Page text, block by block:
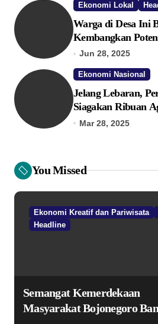
Ekonomi Lokal
Warga di Desa Ini
Kembangkan
Jun 28, 2025
Ekonomi Nasional
Jelang Lebaran,
Siagakan Ribuan
LPG 3 Kg
Mar 28, 2025
You Missed
Ekonomi Kreatif dan Pariwisata
Headline
Semangat Kemerdekaan
Masyarakat Bojonegoro